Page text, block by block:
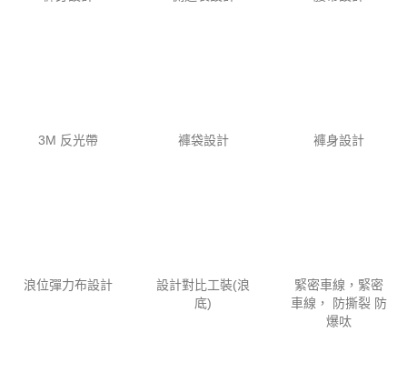
3M 反光帶 褲袋設計 褲身設計
浪位彈力布設計
設計對比工裝(浪
底)
緊密車線，緊密
車線， 防撕裂 防
爆呔